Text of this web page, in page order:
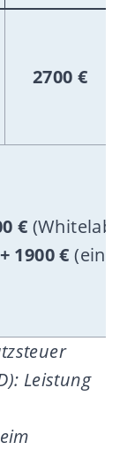
2700 €
€
+ 1900 €
Leistung